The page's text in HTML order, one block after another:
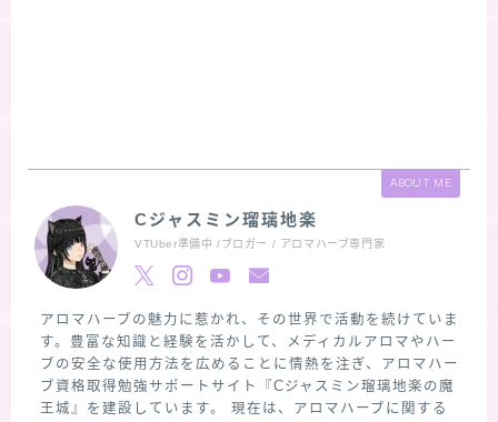
ABOUT ME
Cジャスミン瑠璃地楽
VTUber準備中 /ブロガー / アロマハーブ専門家
アロマハーブの魅力に惹かれ、その世界で活動を続けていま
す。豊富な知識と経験を活かして、メディカルアロマやハー
ブの安全な使用方法を広めることに情熱を注ぎ、アロマハー
ブ資格取得勉強サポートサイト『Cジャスミン瑠璃地楽の魔
王城』を建設しています。 現在は、アロマハーブに関する